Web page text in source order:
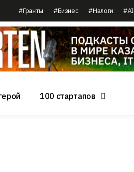
#Гранты #Бизнес #Налоги #AI
100 стартапов